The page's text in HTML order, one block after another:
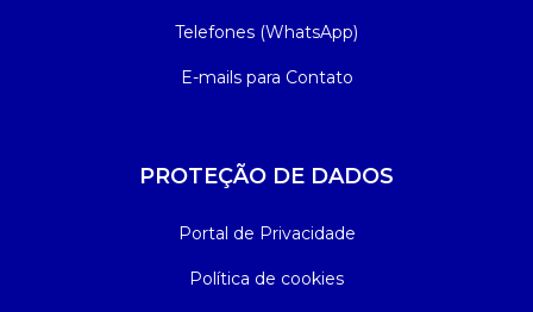
Telefones (WhatsApp)
E-mails para Contato
PROTEÇÃO DE DADOS
Portal de Privacidade
Política de cookies